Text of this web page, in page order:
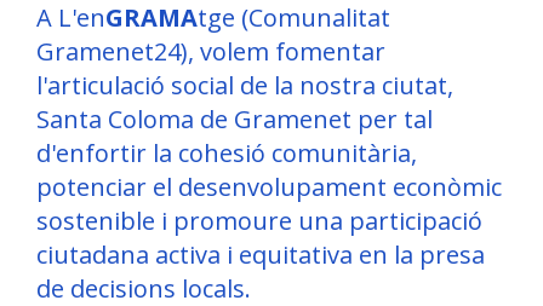
A L'enGRAMAtge (Comunalitat
Gramenet24), volem fomentar
l'articulació social de la nostra ciutat,
Santa Coloma de Gramenet per tal
d'enfortir la cohesió comunitària,
potenciar el desenvolupament econòmic
sostenible i promoure una participació
ciutadana activa i equitativa en la presa
de decisions locals.